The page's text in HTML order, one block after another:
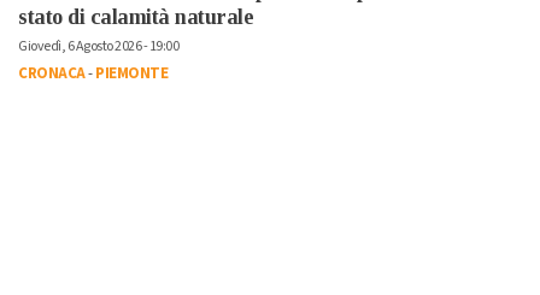
stato di calamità naturale
Giovedì, 6 Agosto 2026 - 19:00
CRONACA-PIEMONTE